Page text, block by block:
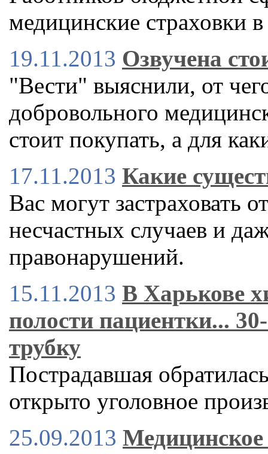
медицинские страховки
19.11.2013 Озвучена
"Вести" выяснили, от
добровольного
стоит покупать, а для
17.11.2013 Какие
Вас могут застраховать
несчастных случаев и
правонарушений.
15.11.2013 В Харькове
полости пациентки...
трубку
Пострадавшая
открыто уголовное
25.09.2013